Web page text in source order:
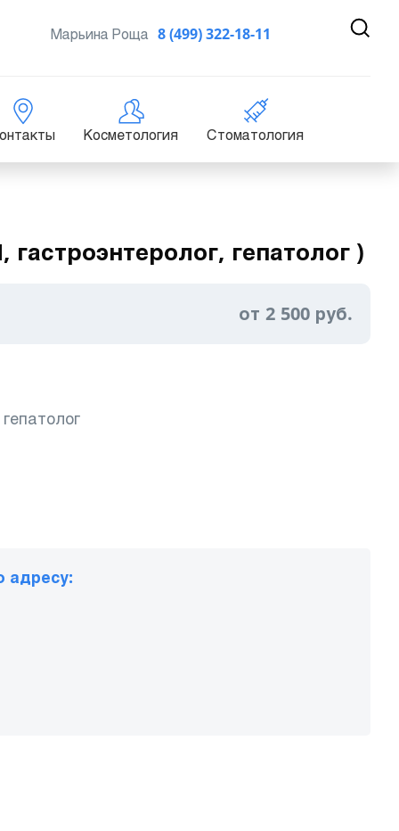
8 (499) 322-18-11
Марьина Роща
Косметология Стоматология
гепатолог )
от 2 500 руб.
адресу: